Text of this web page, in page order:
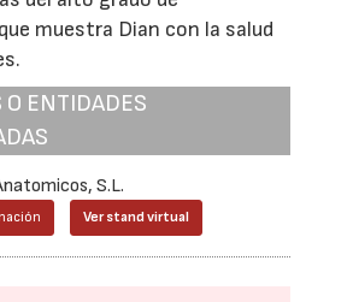
muestra Dian con la salud
O ENTIDADES
S.L.
Ver stand virtual